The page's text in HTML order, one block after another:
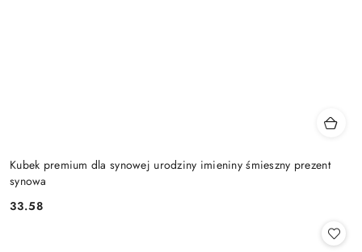
Kubek premium dla synowej urodziny imieniny śmieszny prezent
synowa
Cena:
33.58